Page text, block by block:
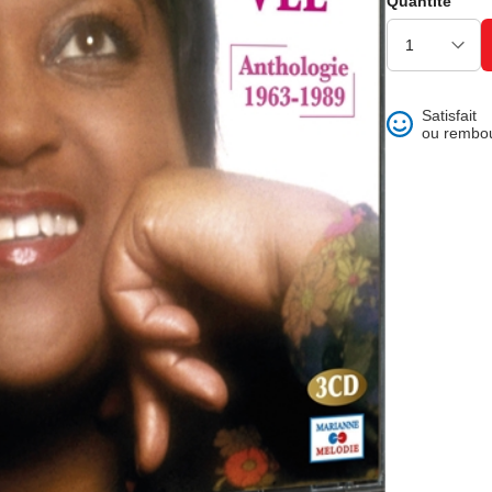
et best of
folklore
Satisfait
ou